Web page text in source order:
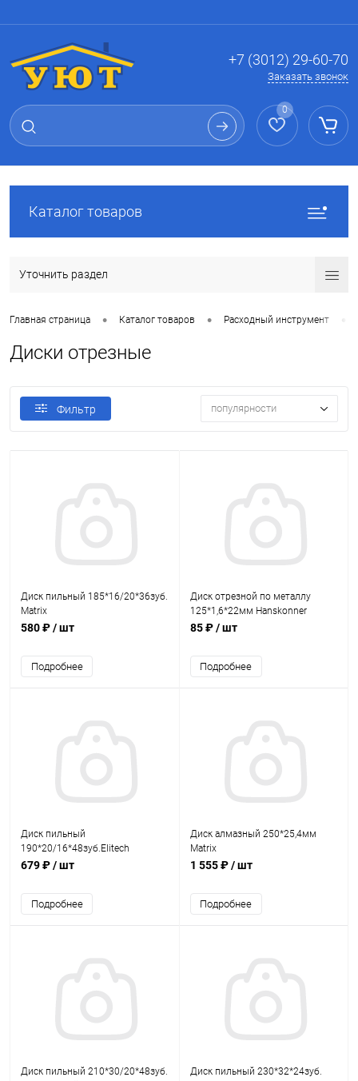
+7 (3012) 29-60-70
Заказать звонок
0
Каталог товаров
Уточнить раздел
Главная страница • Каталог товаров • Расходный инструмент
Диски отрезные
Фильтр популярности
Диск пильный 185*16/20*36зуб.
Matrix
580 ₽/ шт
Подробнее
Диск отрезной по металлу
125*1,6*22мм Hanskonner
85 ₽/ шт
Подробнее
Диск пильный
190*20/16*48зуб.Elitech
679 ₽/ шт
Подробнее
Диск алмазный 250*25,4мм
Matrix
1 555 ₽/ шт
Подробнее
Диск пильный 210*30/20*48зуб.
Диск пильный 230*32*24зуб.